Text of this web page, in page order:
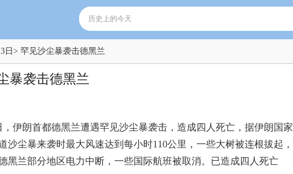
日 > 罕见沙尘暴袭击德黑兰
暴袭击德黑兰
伊朗首都德黑兰遭遇罕见沙尘暴袭击，造成四人死亡，据伊朗国家
沙尘暴来袭时最大风速达到每小时110公里，一些大树被连根拔起，
黑兰部分地区电力中断，一些国际航班被取消。已造成四人死亡